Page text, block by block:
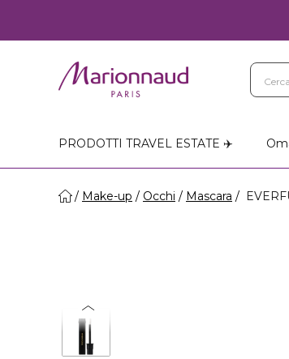
PRODOTTI TRAVEL ESTATE ✈️
Make-up Occhi Mascara